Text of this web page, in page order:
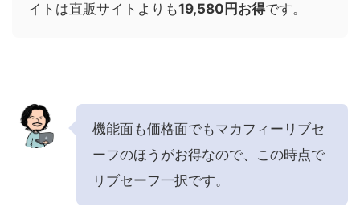
イトは直販サイトよりも19,580円お得です。
機能面も価格面でもマカフィーリブセ
ーフのほうがお得なので、この時点で
リブセーフ一択です。